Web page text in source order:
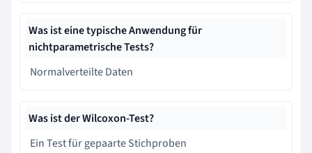
Was ist eine typische Anwendung für
nichtparametrische Tests?
Normalverteilte Daten
Was ist der Wilcoxon-Test?
Ein Test für gepaarte Stichproben